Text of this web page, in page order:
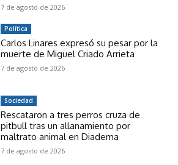
7 de agosto de 2026
Política
Carlos Linares expresó su pesar por la
muerte de Miguel Criado Arrieta
7 de agosto de 2026
Sociedad
Rescataron a tres perros cruza de
pitbull tras un allanamiento por
maltrato animal en Diadema
7 de agosto de 2026